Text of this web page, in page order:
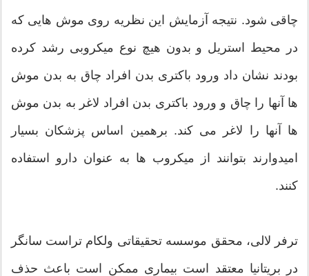
چاقی شود. نتيجه آزمايش اين نظريه روی موش هايی كه
در محيط استريل و بدون هيچ نوع ميكروبی رشد كرده
بودند نشان داد ورود باكتری بدن افراد چاق به بدن موش
ها آنها را چاق و ورود باكتری بدن افراد لاغر به بدن موش
ها آنها را لاغر می كند. برهمين اساس پزشكان بسيار
اميدوارند بتوانند از ميكروب ها به عنوان دارو استفاده
كنند.
ترفر لالی، محقق موسسه تحقيقاتی ولکام تراست سانگر
در بریتانیا معتقد است بیماری ممکن است باعث حذف